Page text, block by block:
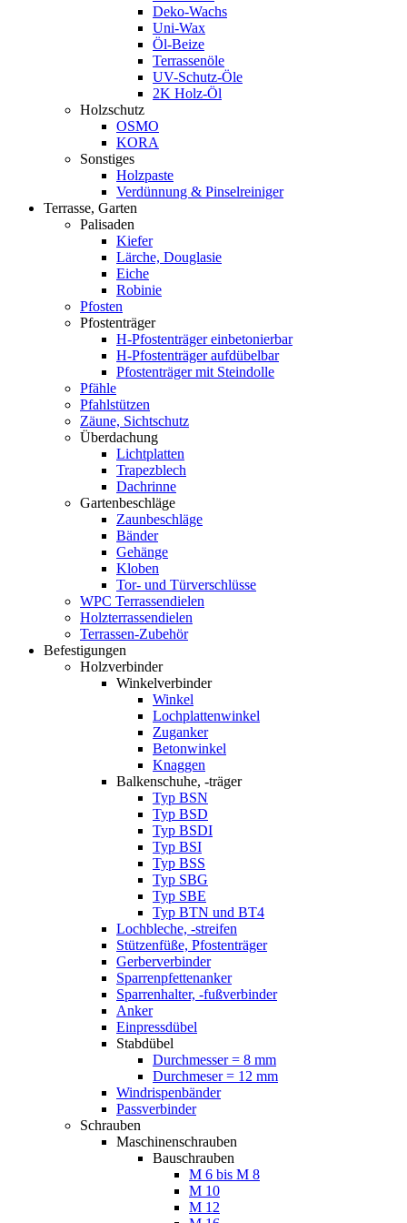
Deko-Wachs
Uni-Wax
Öl-Beize
Terrassenöle
UV-Schutz-Öle
2K Holz-Öl
Holzschutz
OSMO
KORA
Sonstiges
Holzpaste
Verdünnung & Pinselreiniger
Terrasse, Garten
Palisaden
Kiefer
Lärche, Douglasie
Eiche
Robinie
Pfosten
Pfostenträger
H-Pfostenträger einbetonierbar
H-Pfostenträger aufdübelbar
Pfostenträger mit Steindolle
Pfähle
Pfahlstützen
Zäune, Sichtschutz
Überdachung
Lichtplatten
Trapezblech
Dachrinne
Gartenbeschläge
Zaunbeschläge
Bänder
Gehänge
Kloben
Tor- und Türverschlüsse
WPC Terrassendielen
Holzterrassendielen
Terrassen-Zubehör
Befestigungen
Holzverbinder
Winkelverbinder
Winkel
Lochplattenwinkel
Zuganker
Betonwinkel
Knaggen
Balkenschuhe, -träger
Typ BSN
Typ BSD
Typ BSDI
Typ BSI
Typ BSS
Typ SBG
Typ SBE
Typ BTN und BT4
Lochbleche, -streifen
Stützenfüße, Pfostenträger
Gerberverbinder
Sparrenpfettenanker
Sparrenhalter, -fußverbinder
Anker
Einpressdübel
Stabdübel
Durchmesser = 8 mm
Durchmeser = 12 mm
Windrispenbänder
Passverbinder
Schrauben
Maschinenschrauben
Bauschrauben
M 6 bis M 8
M 10
M 12